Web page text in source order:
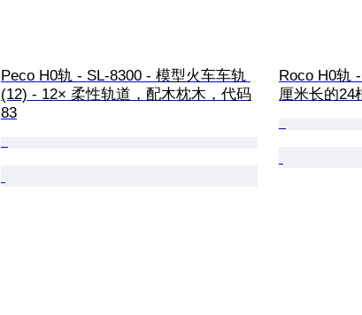
Peco H0轨 - SL-8300 - 模型火车车轨
(12) - 12× 柔性轨道，配木枕木，代码
83
Roco H0轨
厘米长的24